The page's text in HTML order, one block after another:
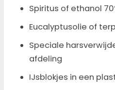
Spiritus of ethanol
Eucalyptusolie of
Speciale
afdeling
IJsblokjes in een